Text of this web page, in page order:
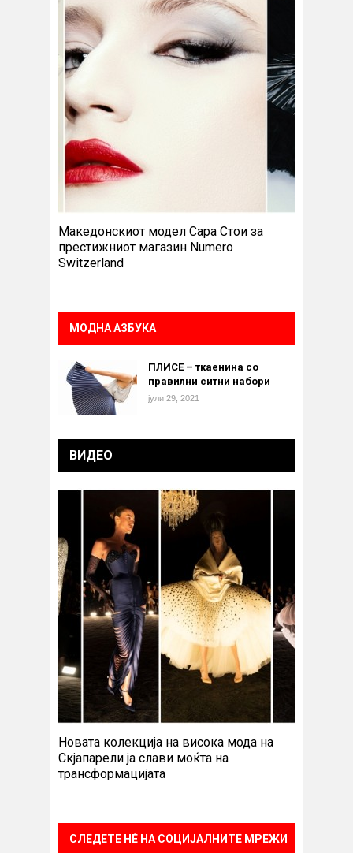
Македонскиот модел Сара Стои за
престижниот магазин Numero
Switzerland
МОДНА АЗБУКА
ПЛИСЕ – ткаенина со
правилни ситни набори
јули 29, 2021
ВИДЕО
Новата колекција на висока мода на
Скјапарели ја слави моќта на
трансформацијата
СЛЕДЕТЕ НÈ НА СОЦИЈАЛНИТЕ МРЕЖИ